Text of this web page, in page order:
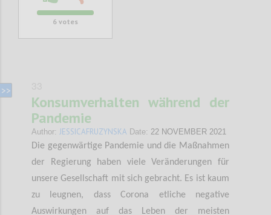
6 votes
Konsumverhalten während der
Pandemie
Author: JESSICAFRUZYNSKA Date: 22 NOVEMBER 2021
Die gegenwärtige Pandemie und die Maßnahmen
der Regierung haben viele Veränderungen für
unsere Gesellschaft mit sich gebracht. Es ist kaum
zu leugnen, dass Corona etliche negative
Auswirkungen auf das Leben der meisten